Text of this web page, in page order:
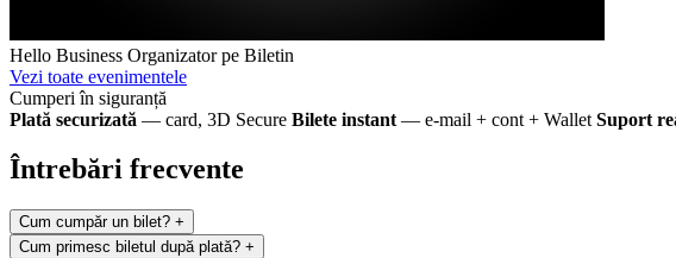
Hello Business Organizator pe Biletin
Vezi toate evenimentele
Cumperi în siguranță
Plată securizată — card, 3D Secure Bilete instant — e-mail + cont + Wallet Suport
Întrebări frecvente
Cum cumpăr un bilet? +
Cum primesc biletul după plată? +